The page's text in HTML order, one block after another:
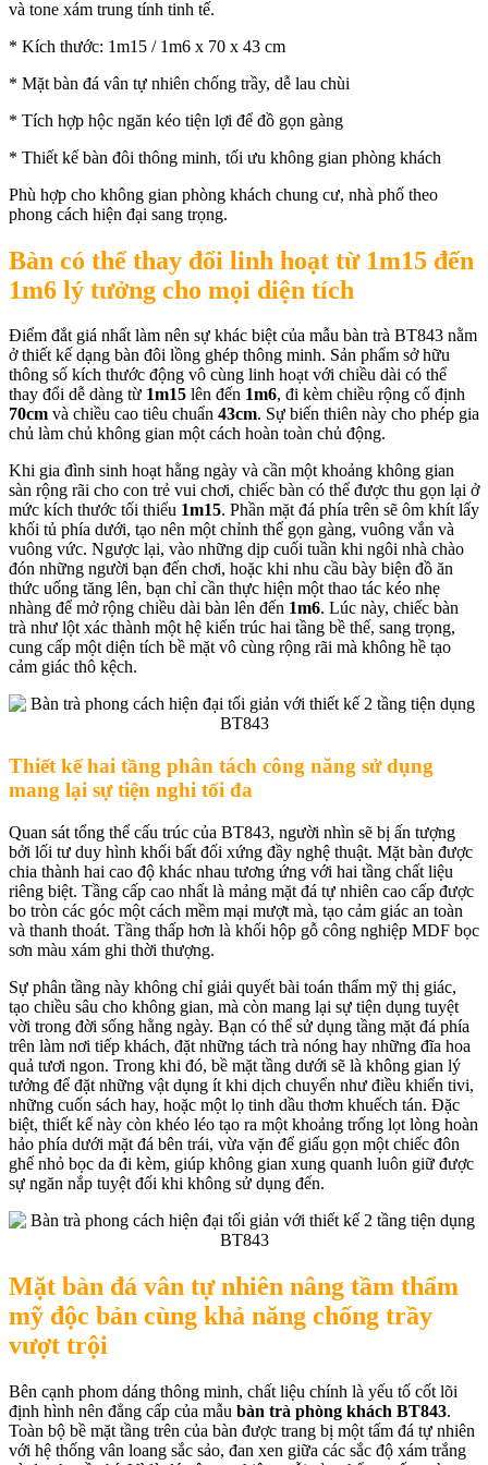
và tone xám trung tính tinh tế.
* Kích thước: 1m15 / 1m6 x 70 x 43 cm
* Mặt bàn đá vân tự nhiên chống trầy, dễ lau chùi
* Tích hợp hộc ngăn kéo tiện lợi để đồ gọn gàng
* Thiết kế bàn đôi thông minh, tối ưu không gian phòng khách
Phù hợp cho không gian phòng khách chung cư, nhà phố theo
phong cách hiện đại sang trọng.
Bàn có thể thay đổi linh hoạt từ 1m15 đến
1m6 lý tưởng cho mọi diện tích
Điểm đắt giá nhất làm nên sự khác biệt của mẫu bàn trà BT843 nằm
ở thiết kế dạng bàn đôi lồng ghép thông minh. Sản phẩm sở hữu
thông số kích thước động vô cùng linh hoạt với chiều dài có thể
thay đổi dễ dàng từ 1m15 lên đến 1m6, đi kèm chiều rộng cố định
70cm và chiều cao tiêu chuẩn 43cm. Sự biến thiên này cho phép gia
chủ làm chủ không gian một cách hoàn toàn chủ động.
Khi gia đình sinh hoạt hằng ngày và cần một khoảng không gian
sàn rộng rãi cho con trẻ vui chơi, chiếc bàn có thể được thu gọn lại ở
mức kích thước tối thiểu 1m15. Phần mặt đá phía trên sẽ ôm khít lấy
khối tủ phía dưới, tạo nên một chỉnh thể gọn gàng, vuông vắn và
vuông vức. Ngược lại, vào những dịp cuối tuần khi ngôi nhà chào
đón những người bạn đến chơi, hoặc khi nhu cầu bày biện đồ ăn
thức uống tăng lên, bạn chỉ cần thực hiện một thao tác kéo nhẹ
nhàng để mở rộng chiều dài bàn lên đến 1m6. Lúc này, chiếc bàn
trà như lột xác thành một hệ kiến trúc hai tầng bề thế, sang trọng,
cung cấp một diện tích bề mặt vô cùng rộng rãi mà không hề tạo
cảm giác thô kệch.
Thiết kế hai tầng phân tách công năng sử dụng
mang lại sự tiện nghi tối đa
Quan sát tổng thể cấu trúc của BT843, người nhìn sẽ bị ấn tượng
bởi lối tư duy hình khối bất đối xứng đầy nghệ thuật. Mặt bàn được
chia thành hai cao độ khác nhau tương ứng với hai tầng chất liệu
riêng biệt. Tầng cấp cao nhất là mảng mặt đá tự nhiên cao cấp được
bo tròn các góc một cách mềm mại mượt mà, tạo cảm giác an toàn
và thanh thoát. Tầng thấp hơn là khối hộp gỗ công nghiệp MDF bọc
sơn màu xám ghi thời thượng.
Sự phân tầng này không chỉ giải quyết bài toán thẩm mỹ thị giác,
tạo chiều sâu cho không gian, mà còn mang lại sự tiện dụng tuyệt
vời trong đời sống hằng ngày. Bạn có thể sử dụng tầng mặt đá phía
trên làm nơi tiếp khách, đặt những tách trà nóng hay những đĩa hoa
quả tươi ngon. Trong khi đó, bề mặt tầng dưới sẽ là không gian lý
tưởng để đặt những vật dụng ít khi dịch chuyển như điều khiển tivi,
những cuốn sách hay, hoặc một lọ tinh dầu thơm khuếch tán. Đặc
biệt, thiết kế này còn khéo léo tạo ra một khoảng trống lọt lòng hoàn
hảo phía dưới mặt đá bên trái, vừa vặn để giấu gọn một chiếc đôn
ghế nhỏ bọc da đi kèm, giúp không gian xung quanh luôn giữ được
sự ngăn nắp tuyệt đối khi không sử dụng đến.
Mặt bàn đá vân tự nhiên nâng tầm thẩm
mỹ độc bản cùng khả năng chống trầy
vượt trội
Bên cạnh phom dáng thông minh, chất liệu chính là yếu tố cốt lõi
định hình nên đẳng cấp của mẫu bàn trà phòng khách BT843.
Toàn bộ bề mặt tầng trên của bàn được trang bị một tấm đá tự nhiên
với hệ thống vân loang sắc sảo, đan xen giữa các sắc độ xám trắng